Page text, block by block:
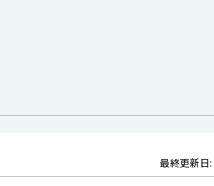
最終更新日: